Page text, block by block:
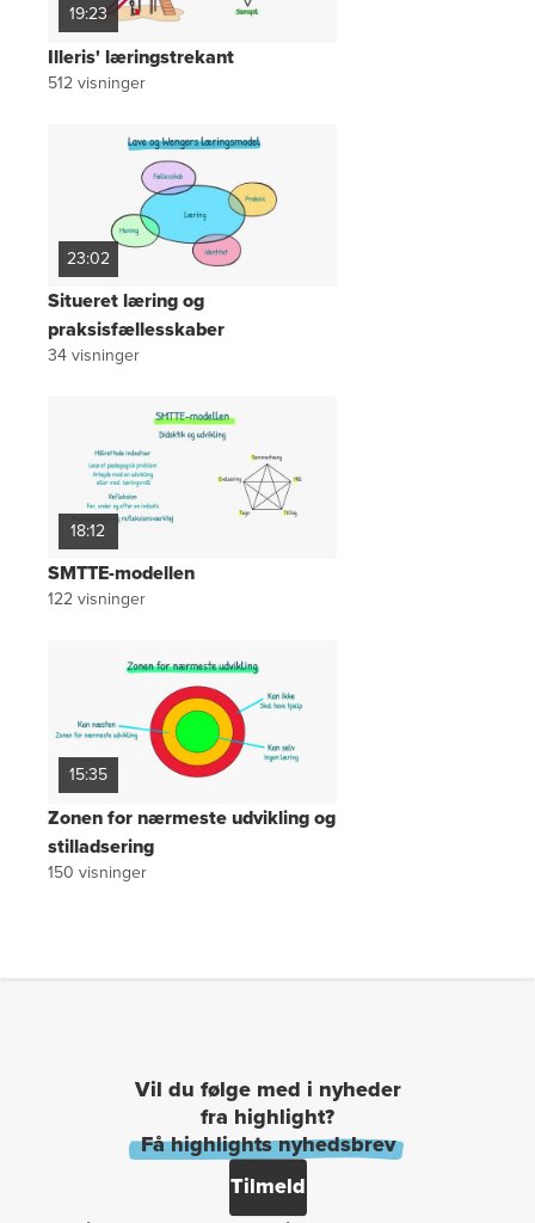
19:23
Illeris' læringstrekant
512visninger
23:02
Situeret læring og
praksisfællesskaber
34visninger
18:12
SMTTE-modellen
122visninger
15:35
Zonen for nærmeste udvikling og
stilladsering
150 visninger
Vil du følge med i nyheder
fra highlight?
Få highlights nyhedsbrev
Tilmeld